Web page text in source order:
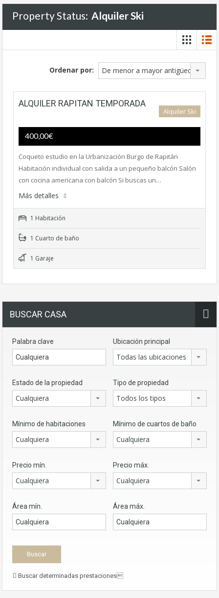
Property Status: Alquiler Ski
Ordenar por: De menor a mayor antigüedad
ALQUILER RAPITAN TEMPORADA
Alquiler Ski
400,00€
Coqueto estudio en la Urbanización Burgo de Rapitán
Habitación individual con salida a un pequeño balcón Salón
con cocina americana con balcón Si buscas un…
Más detalles
1 Habitación
1 Cuarto de baño
1 Garaje
BUSCAR CASA
Palabra clave Ubicación principal
Todas las ubicaciones
Estado de la propiedad
Cualquiera
Tipo de propiedad
Todos los tipos
Mínimo de habitaciones
Cualquiera
Mínimo de cuartos de baño
Cualquiera
Precio mín.
Cualquiera
Precio máx.
Cualquiera
Área mín. Área máx.
Buscar determinadas prestaciones